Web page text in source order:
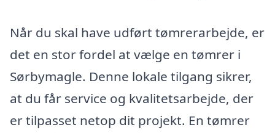
Når du skal have udført tømrerarbejde, er
det en stor fordel at vælge en tømrer i
Sørbymagle. Denne lokale tilgang sikrer,
at du får service og kvalitetsarbejde, der
er tilpasset netop dit projekt. En tømrer